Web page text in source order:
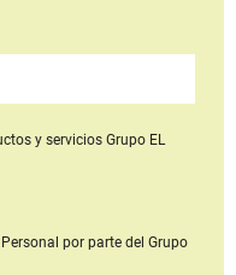
y serviciosGrupo EL
por parte del Grupo